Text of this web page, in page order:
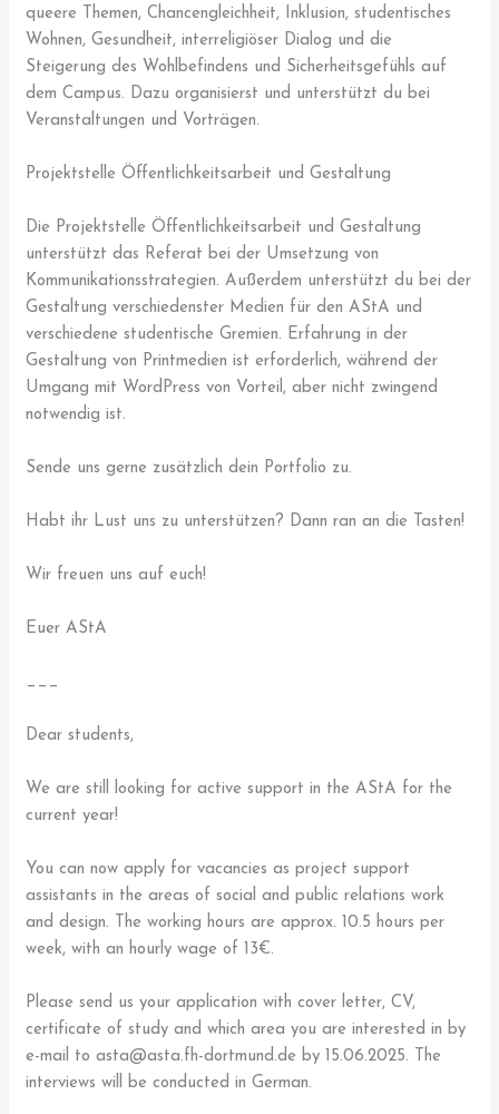
queere Themen, Chancengleichheit, Inklusion, studentisches
Wohnen, Gesundheit, interreligiöser Dialog und die
Steigerung des Wohlbefindens und Sicherheitsgefühls auf
dem Campus. Dazu organisierst und unterstützt du bei
Veranstaltungen und Vorträgen.
Projektstelle Öffentlichkeitsarbeit und Gestaltung
Die Projektstelle Öffentlichkeitsarbeit und Gestaltung
unterstützt das Referat bei der Umsetzung von
Kommunikationsstrategien. Außerdem unterstützt du bei der
Gestaltung verschiedenster Medien für den AStA und
verschiedene studentische Gremien. Erfahrung in der
Gestaltung von Printmedien ist erforderlich, während der
Umgang mit WordPress von Vorteil, aber nicht zwingend
notwendig ist.
Sende uns gerne zusätzlich dein Portfolio zu.
Habt ihr Lust uns zu unterstützen? Dann ran an die Tasten!
Wir freuen uns auf euch!
Euer AStA
___
Dear students,
We are still looking for active support in the AStA for the
current year!
You can now apply for vacancies as project support
assistants in the areas of social and public relations work
and design. The working hours are approx. 10.5 hours per
week, with an hourly wage of 13€.
Please send us your application with cover letter, CV,
certificate of study and which area you are interested in by
e-mail to asta@asta.fh-dortmund.de by 15.06.2025. The
interviews will be conducted in German.